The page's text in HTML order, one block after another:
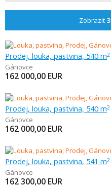
Zobrazit 3
Prodej, louka, pastvina, 540 m2
Gánovce
162 000,00 EUR
Prodej, louka, pastvina, 540 m2
Gánovce
162 000,00 EUR
Prodej, louka, pastvina, 541 m2
Gánovce
162 300,00 EUR